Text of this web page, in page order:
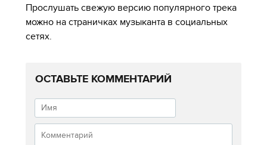
Прослушать свежую версию популярного трека
можно на страничках музыканта в социальных
сетях.
ОСТАВЬТЕ КОММЕНТАРИЙ